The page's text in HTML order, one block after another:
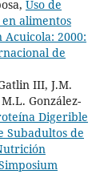
Uso de
alimentos
2000:
de
III, J.M.
González-
Digerible
Subadultos de